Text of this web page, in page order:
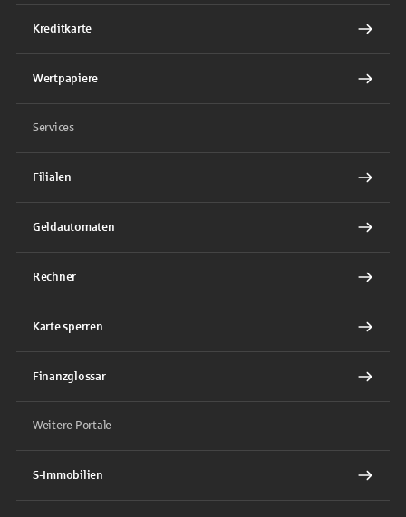
Kreditkarte
Wertpapiere
Services
Filialen
Geldautomaten
Rechner
Karte sperren
Finanzglossar
Weitere Portale
S-Immobilien